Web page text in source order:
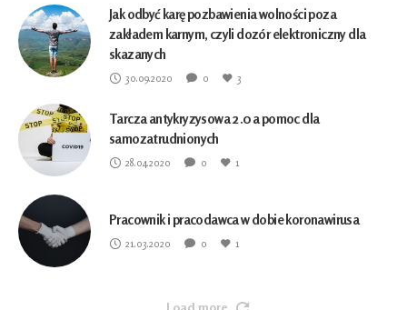
Jak odbyć karę pozbawienia wolności poza
zakładem karnym, czyli dozór elektroniczny dla
skazanych
30.09.2020 0 3
Tarcza antykryzysowa 2.0 a pomoc dla
samozatrudnionych
28.04.2020 0 1
Pracownik i pracodawca w dobie koronawirusa
21.03.2020 0 1
Load more